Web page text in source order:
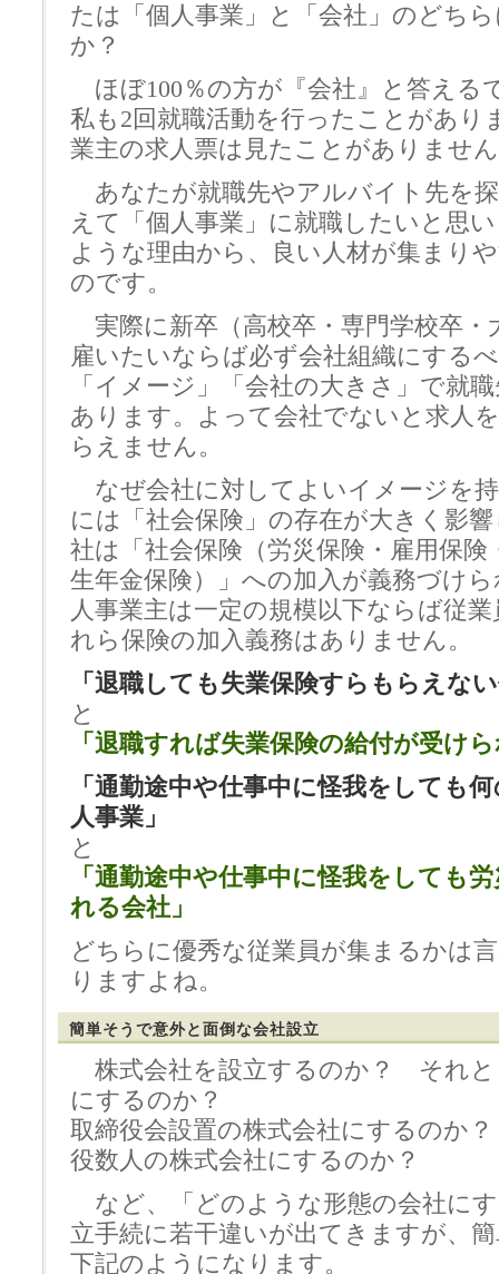
たは「個人事業」と「会社」のどち
か？
ほぼ100％の方が『会社』と答える
私も2回就職活動を行ったことがあり
業主の求人票は見たことがありませ
あなたが就職先やアルバイト先を
えて「個人事業」に就職したいと思
ような理由から、良い人材が集まり
のです。
実際に新卒（高校卒・専門学校卒・
雇いたいならば必ず会社組織にする
「イメージ」「会社の大きさ」で就
あります。よって会社でないと求人
らえません。
なぜ会社に対してよいイメージを
には「社会保険」の存在が大きく影
社は「社会保険（労災保険・雇用保険
生年金保険）」への加入が義務づけ
人事業主は一定の規模以下ならば従
れら保険の加入義務はありません。
「退職しても失業保険すらもらえな
と
「退職すれば失業保険の給付が受け
「通勤途中や仕事中に怪我をしても
人事業」
と
「通勤途中や仕事中に怪我をしても
れる会社」
どちらに優秀な従業員が集まるかは
りますよね。
簡単そうで意外と面倒な会社設立
株式会社を設立するのか？ それと
にするのか？
取締役会設置の株式会社にするのか
役数人の株式会社にするのか？
など、「どのような形態の会社に
立手続に若干違いが出てきますが、
下記のようになります。